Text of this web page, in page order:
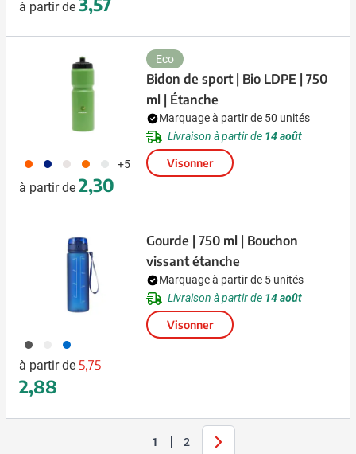
à partir de
210 045 970 179 169 +5
à partir de 2,30
Eco
Bidon de sport | Bio LDPE | 750
ml | Étanche
Marquage à partir de 50 unités
Livraison à partir de 14 août
Visonner
001 005
à partir de Prix normal
5,75
2,88
Gourde | 750 ml | Bouchon
vissant étanche
Marquage à partir de 5 unités
Livraison à partir de 14 août
Visonner
Vous lisez actuellement la page
1 Page
2 Suivant